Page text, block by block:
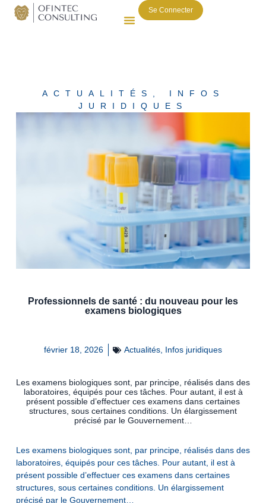
Se Connecter
ACTUALITÉS
INFOS
JURIDIQUES
Professionnels de santé : du nouveau pour les
examens biologiques
février 18, 2026 Actualités, Infos juridiques
Les examens biologiques sont, par principe, réalisés dans des
laboratoires, équipés pour ces tâches. Pour autant, il est à
présent possible d’effectuer ces examens dans certaines
structures, sous certaines conditions. Un élargissement
précisé par le Gouvernement…
Les examens biologiques sont, par principe, réalisés dans des
laboratoires, équipés pour ces tâches. Pour autant, il est à
présent possible d’effectuer ces examens dans certaines
structures, sous certaines conditions. Un élargissement
précisé par le Gouvernement…